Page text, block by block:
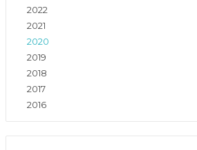
2022
2021
2020
2019
2018
2017
2016